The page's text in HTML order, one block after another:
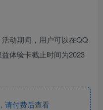
动期间，用户可以在QQ
体验卡截止时间为2023
请付费后查看